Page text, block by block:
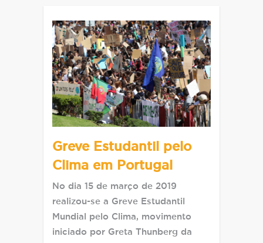
Greve Estudantil pelo
Clima em Portugal
No dia 15 de março de 2019
realizou-se a Greve Estudantil
Mundial pelo Clima, movimento
iniciado por Greta Thunberg da